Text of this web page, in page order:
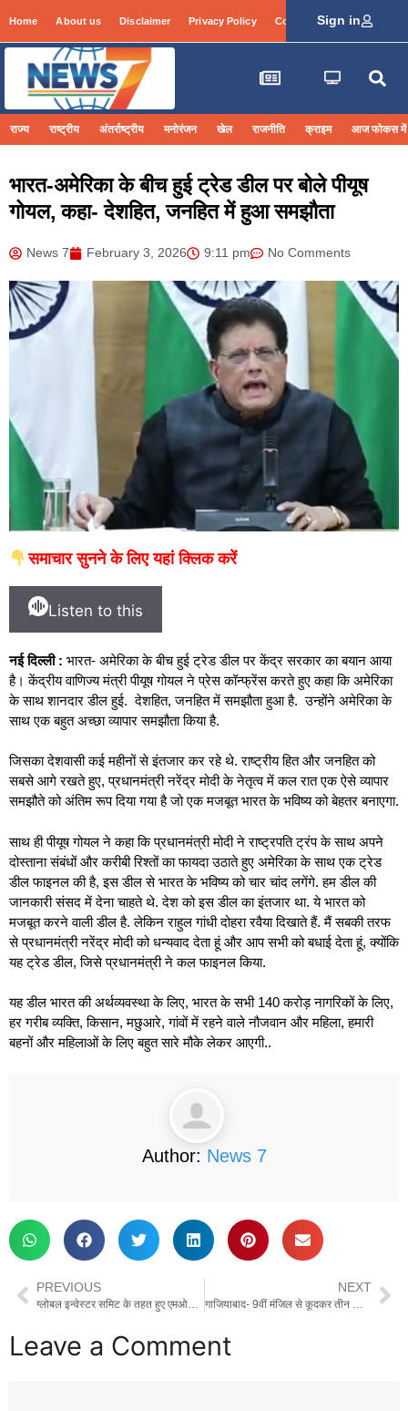
Home About us Disclaimer Privacy Policy Contact Info Login
Sign in
राज्य राष्ट्रीय अंतर्राष्ट्रीय मनोरंजन खेल राजनीति क्राइम आज फोकस में
भारत-अमेरिका के बीच हुई ट्रेड डील पर बोले पीयूष
गोयल, कहा- देशहित, जनहित में हुआ समझौता
News 7 February 3, 2026 9:11 pm No Comments
समाचार सुनने के लिए यहां क्लिक करें
Listen to this
नई दिल्ली : भारत- अमेरिका के बीच हुई ट्रेड डील पर केंद्र सरकार का बयान आया
है। केंद्रीय वाणिज्य मंत्री पीयूष गोयल ने प्रेस कॉन्फ्रेंस करते हुए कहा कि अमेरिका
के साथ शानदार डील हुई. देशहित, जनहित में समझौता हुआ है. उन्होंने अमेरिका के
साथ एक बहुत अच्छा व्यापार समझौता किया है.
जिसका देशवासी कई महीनों से इंतजार कर रहे थे. राष्ट्रीय हित और जनहित को
सबसे आगे रखते हुए, प्रधानमंत्री नरेंद्र मोदी के नेतृत्व में कल रात एक ऐसे व्यापार
समझौते को अंतिम रूप दिया गया है जो एक मजबूत भारत के भविष्य को बेहतर बनाएगा.
साथ ही पीयूष गोयल ने कहा कि प्रधानमंत्री मोदी ने राष्ट्रपति ट्रंप के साथ अपने
दोस्ताना संबंधों और करीबी रिश्तों का फायदा उठाते हुए अमेरिका के साथ एक ट्रेड
डील फाइनल की है, इस डील से भारत के भविष्य को चार चांद लगेंगे. हम डील की
जानकारी संसद में देना चाहते थे. देश को इस डील का इंतजार था. ये भारत को
मजबूत करने वाली डील है. लेकिन राहुल गांधी दोहरा रवैया दिखाते हैं. मैं सबकी तरफ
से प्रधानमंत्री नरेंद्र मोदी को धन्यवाद देता हूं और आप सभी को बधाई देता हूं, क्योंकि
यह ट्रेड डील, जिसे प्रधानमंत्री ने कल फाइनल किया.
यह डील भारत की अर्थव्यवस्था के लिए, भारत के सभी 140 करोड़ नागरिकों के लिए,
हर गरीब व्यक्ति, किसान, मछुआरे, गांवों में रहने वाले नौजवान और महिला, हमारी
बहनों और महिलाओं के लिए बहुत सारे मौके लेकर आएगी..
Author: News 7
PREVIOUS NEXT
Leave a Comment